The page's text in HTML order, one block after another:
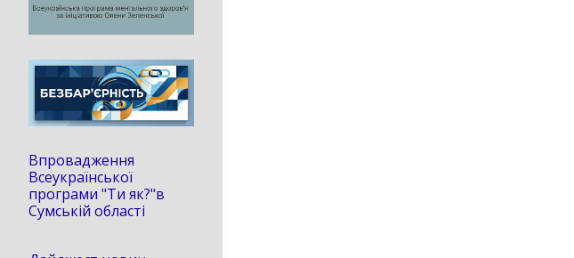
Впровадження
Всеукраїнської
програми "Ти як?"в
Сумській області